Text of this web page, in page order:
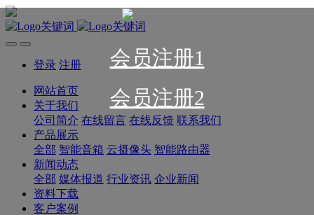
会员注册1
会员注册2
登录 注册
网站首页
关于我们
公司简介 在线留言 在线反馈 联系我们
产品展示
全部 智能音箱 云摄像头 智能路由器
新闻动态
全部 媒体报道 行业资讯 企业新闻
资料下载
客户案例